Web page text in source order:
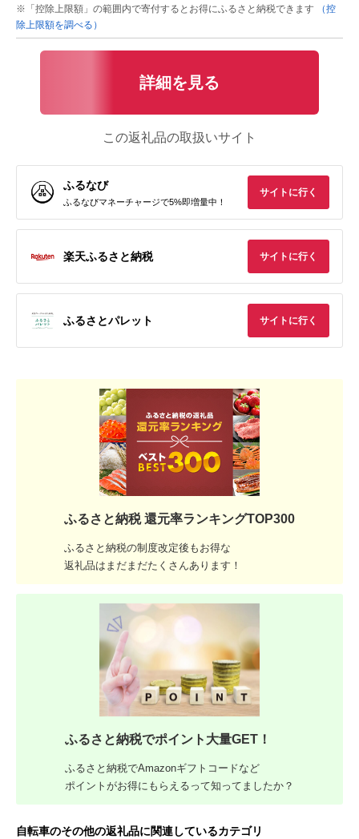
※「控除上限額」の範囲内で寄付するとお得にふるさと納税できます
（控
除上限額を調べる）
詳細を見る
この返礼品の取扱いサイト
ふるなび
ふるなびマネーチャージで5%即増量中！
サイトに行く
楽天ふるさと納税 サイトに行く
ふるさとパレット サイトに行く
ふるさと納税 還元率ランキングTOP300
ふるさと納税の制度改定後もお得な
返礼品はまだまだたくさんあります！
ふるさと納税でポイント大量GET！
ふるさと納税でAmazonギフトコードなど
ポイントがお得にもらえるって知ってましたか？
自転車のその他の返礼品に関連しているカテゴリ